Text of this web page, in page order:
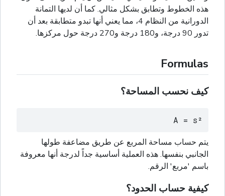
هذه الخطوط وتطابق بشكل مثالي. كما أن لديها التمانة
الدورانية من النظام 4، مما يعني أنها تبدو متطابقة بعد أن
تدور 90 درجة، و180 درجة و270 درجة حول مركزها.
Formulas
كيف نحسب المساحة؟
A = s²
يتم حساب مساحة المربع عن طريق مضاعفة طولها
الجانبي بنفسها. هذه العملية أساسية جداً لدرجة أنها معروفة
باسم 'مربع' الرقم.
كيفية حساب الحدود؟